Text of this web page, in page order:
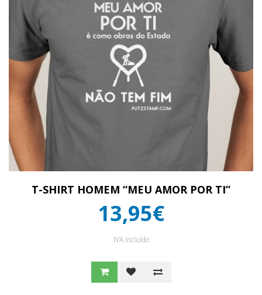
T-SHIRT HOMEM “MEU AMOR POR TI”
13,95€
IVA Incluído